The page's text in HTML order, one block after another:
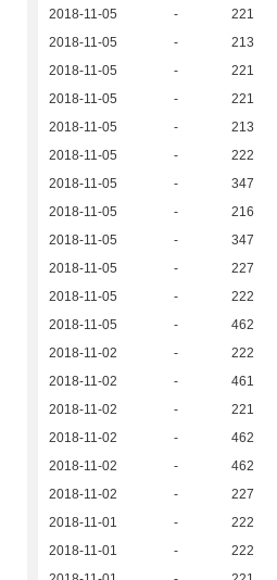
2018-11-05
- 221
2018-11-05
- 213
2018-11-05
- 221
2018-11-05
- 221
2018-11-05
- 213
2018-11-05
- 222
2018-11-05
- 347
2018-11-05
- 216
2018-11-05
- 347
2018-11-05
- 227
2018-11-05
- 222
2018-11-05
- 462
2018-11-02
- 222
2018-11-02
- 461
2018-11-02
- 221
2018-11-02
- 462
2018-11-02
- 462
2018-11-02
- 227
2018-11-01
- 222
2018-11-01
- 222